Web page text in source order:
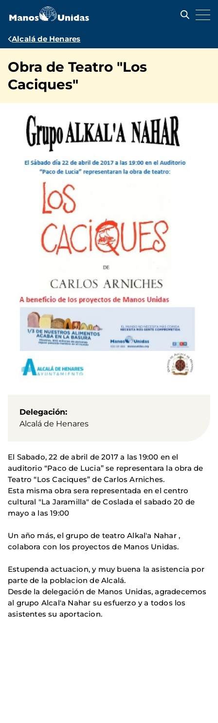
contenido
Ruta
navegación
Alcalá de Henares
Obra de Teatro "Los
Caciques"
Delegación
Alcalá de Henares
El Sabado, 22 de abril de 2017 a las 19:00 en el
auditorio “Paco de Lucia” se representara la obra de
Teatro “Los Caciques” de Carlos Arniches.
Esta misma obra sera representada en el centro
cultural "La Jaramilla" de Coslada el sabado 20 de
mayo a las 19:00
Un año más, el grupo de teatro Alkal'a Nahar ,
colabora con los proyectos de Manos Unidas.
Estupenda actuacion, y muy buena la asistencia por
parte de la poblacion de Alcalá.
Desde la delegación de Manos Unidas, agradecemos
al grupo Alcal'a Nahar su esfuerzo y a todos los
asistentes su aportacion.